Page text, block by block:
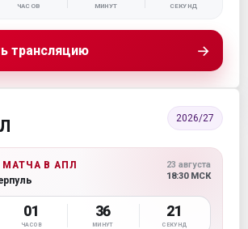
ЧАСОВ МИНУТ СЕКУНД
трансляцию →
2026/27
В АПЛ
23 августа
18:30 МСК
01
ЧАСОВ
36
МИНУТ
19
СЕКУНД